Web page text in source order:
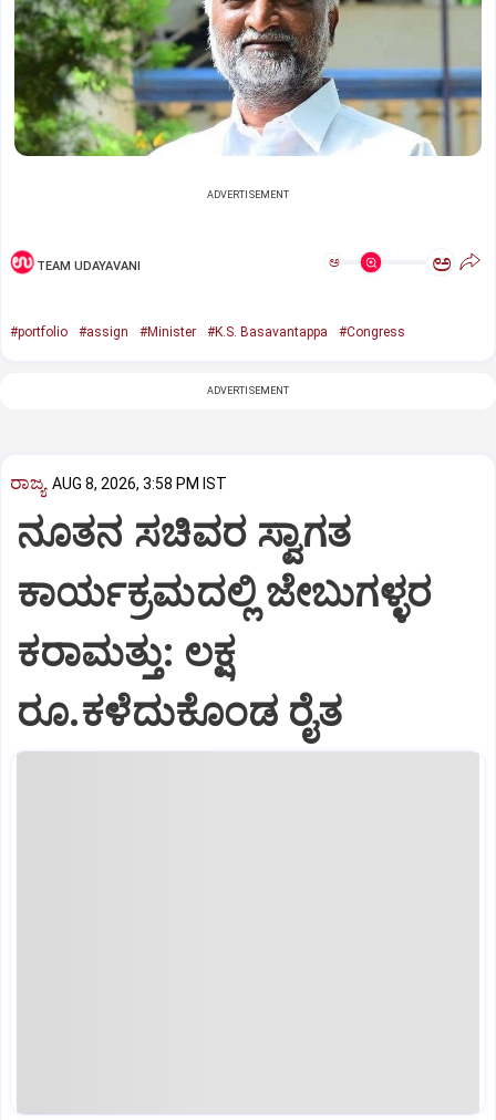
ADVERTISEMENT
TEAM UDAYAVANI ಅ ಅ
#portfolio #assign #Minister #K.S. Basavantappa #Congress
ADVERTISEMENT
ರಾಜ್ಯ AUG 8, 2026, 3:58 PM IST
ನೂತನ ಸಚಿವರ ಸ್ವಾಗತ
ಕಾರ್ಯಕ್ರಮದಲ್ಲಿ ಜೇಬುಗಳ್ಳರ
ಕರಾಮತ್ತು: ಲಕ್ಷ
ರೂ.ಕಳೆದುಕೊಂಡ ರೈತ